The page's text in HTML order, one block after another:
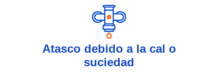
Atasco debido a la cal o
suciedad